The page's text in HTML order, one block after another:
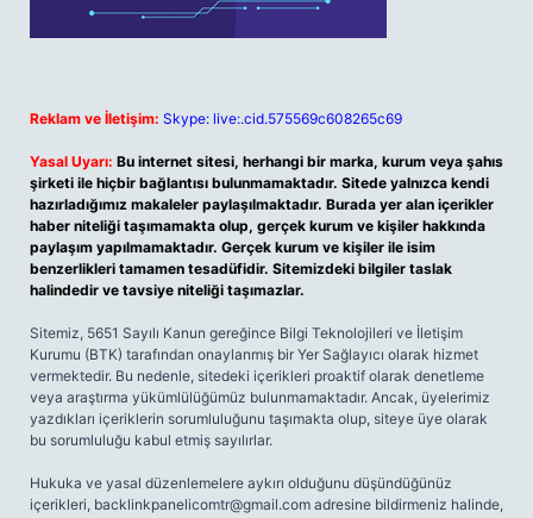
Reklam ve İletişim: Skype: live:.cid.575569c608265c69
Yasal Uyarı: Bu internet sitesi, herhangi bir marka, kurum veya şahıs
şirketi ile hiçbir bağlantısı bulunmamaktadır. Sitede yalnızca kendi
hazırladığımız makaleler paylaşılmaktadır. Burada yer alan içerikler
haber niteliği taşımamakta olup, gerçek kurum ve kişiler hakkında
paylaşım yapılmamaktadır. Gerçek kurum ve kişiler ile isim
benzerlikleri tamamen tesadüfidir. Sitemizdeki bilgiler taslak
halindedir ve tavsiye niteliği taşımazlar.
Sitemiz, 5651 Sayılı Kanun gereğince Bilgi Teknolojileri ve İletişim
Kurumu (BTK) tarafından onaylanmış bir Yer Sağlayıcı olarak hizmet
vermektedir. Bu nedenle, sitedeki içerikleri proaktif olarak denetleme
veya araştırma yükümlülüğümüz bulunmamaktadır. Ancak, üyelerimiz
yazdıkları içeriklerin sorumluluğunu taşımakta olup, siteye üye olarak
bu sorumluluğu kabul etmiş sayılırlar.
Hukuka ve yasal düzenlemelere aykırı olduğunu düşündüğünüz
içerikleri, backlinkpanelicomtr@gmail.com adresine bildirmeniz halinde,